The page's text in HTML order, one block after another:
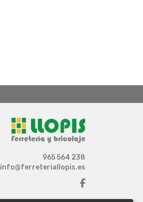
965 564 238
info@ferreteriallopis.es